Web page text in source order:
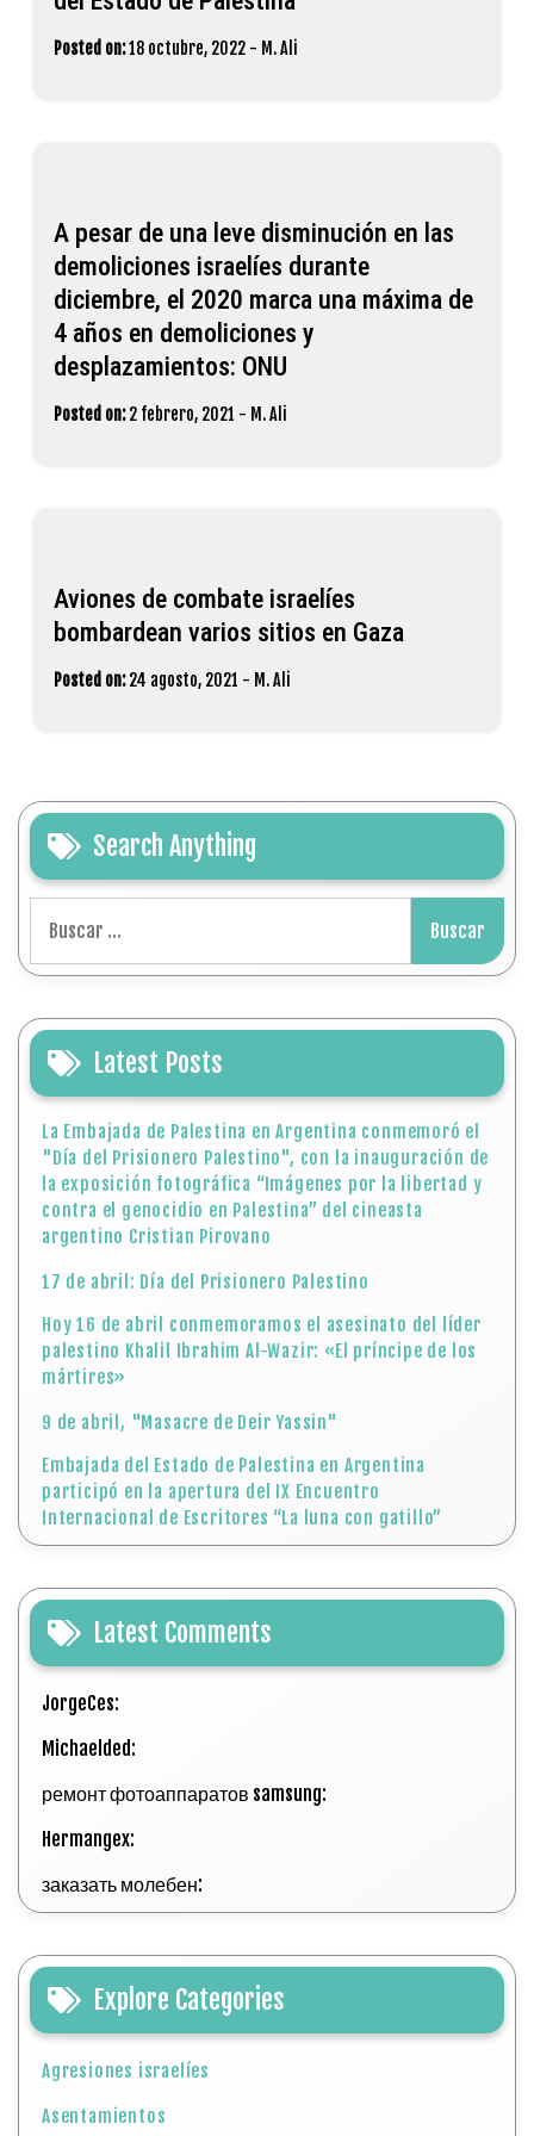
Posted on:18 octubre, 2022 - M. Ali
A pesar de una leve disminución en las
demoliciones israelíes durante
diciembre, el 2020 marca una máxima de
4 años en demoliciones y
desplazamientos: ONU
Posted on: 2 febrero, 2021 - M. Ali
Aviones de combate israelíes
bombardean varios sitios en Gaza
Posted on: 24 agosto, 2021 - M. Ali
Search Anything
Latest Posts
La Embajada de Palestina en Argentina conmemoró el
"Día del Prisionero Palestino", con la inauguración de
la exposición fotográfica “Imágenes por la libertad y
contra el genocidio en Palestina” del cineasta
argentino Cristian Pirovano
17 de abril: Día del Prisionero Palestino
Hoy 16 de abril conmemoramos el asesinato del líder
palestino Khalil Ibrahim Al-Wazir: «El príncipe de los
mártires»
9 de abril, "Masacre de Deir Yassin"
Embajada del Estado de Palestina en Argentina
participó en la apertura del IX Encuentro
Internacional de Escritores “La luna con gatillo”
Latest Comments
JorgeCes:
Michaelded:
ремонт фотоаппаратов samsung:
Hermangex:
заказать молебен:
Explore Categories
Agresiones israelíes
Asentamientos